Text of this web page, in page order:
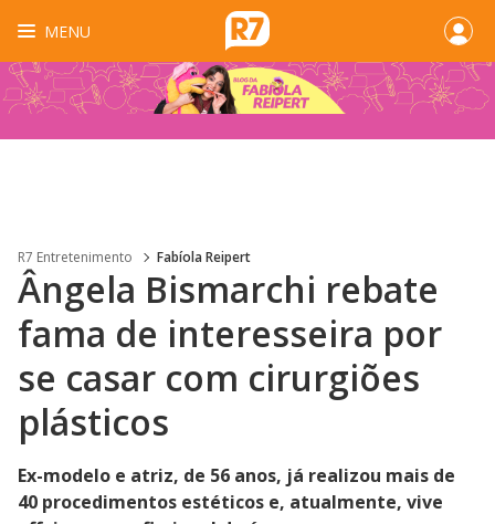
MENU
R7 Entretenimento Fabíola Reipert
Ângela Bismarchi rebate
fama de interesseira por
se casar com cirurgiões
plásticos
Ex-modelo e atriz, de 56 anos, já realizou mais de
40 procedimentos estéticos e, atualmente, vive